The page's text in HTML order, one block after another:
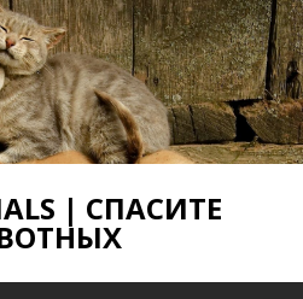
| СПАСИТЕ